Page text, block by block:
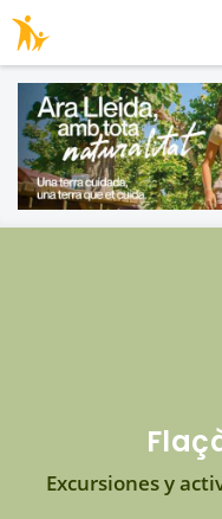
Excursiones y